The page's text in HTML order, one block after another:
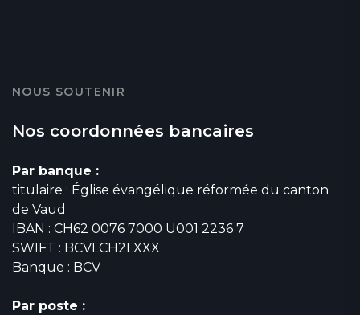
NOUS SOUTENIR
Nos coordonnées bancaires
Par banque :
titulaire : Église évangélique réformée du canton
de Vaud
IBAN : CH62 0076 7000 U001 2236 7
SWIFT : BCVLCH2LXXX
Banque : BCV
Par poste :